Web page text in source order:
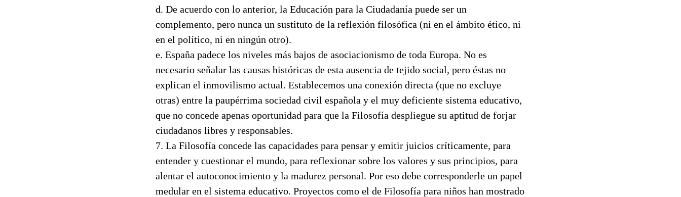
d. De acuerdo con lo anterior, la Educación para la Ciudadanía puede ser un
complemento, pero nunca un sustituto de la reflexión filosófica (ni en el ámbito ético, ni
en el político, ni en ningún otro).
e. España padece los niveles más bajos de asociacionismo de toda Europa. No es
necesario señalar las causas históricas de esta ausencia de tejido social, pero éstas no
explican el inmovilismo actual. Establecemos una conexión directa (que no excluye
otras) entre la paupérrima sociedad civil española y el muy deficiente sistema educativo,
que no concede apenas oportunidad para que la Filosofía despliegue su aptitud de forjar
ciudadanos libres y responsables.
7. La Filosofía concede las capacidades para pensar y emitir juicios críticamente, para
entender y cuestionar el mundo, para reflexionar sobre los valores y sus principios, para
alentar el autoconocimiento y la madurez personal. Por eso debe corresponderle un papel
medular en el sistema educativo. Proyectos como el de Filosofía para niños han mostrado